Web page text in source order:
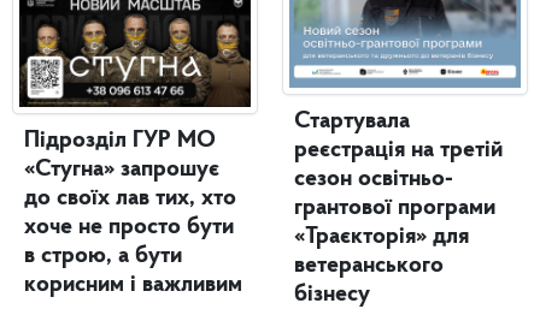
Підрозділ ГУР МО
«Стугна» запрошує
до своїх лав тих, хто
хоче не просто бути
в строю, а бути
корисним і важливим
Стартувала
реєстрація на третій
сезон освітньо-
грантової програми
«Траєкторія» для
ветеранського
бізнесу